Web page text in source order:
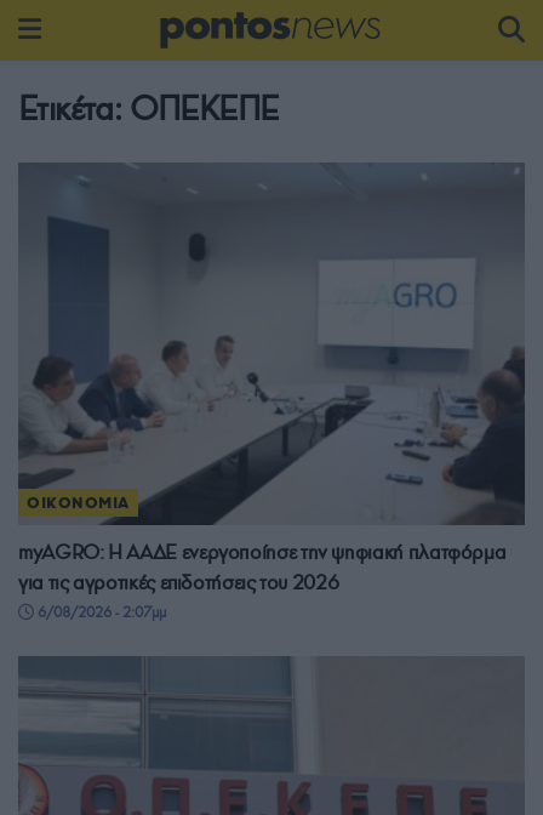
Ετικέτα: ΟΠΕΚΕΠΕ
ΟΙΚΟΝΟΜΙΑ
myAGRO: Η ΑΑΔΕ ενεργοποίησε την ψηφιακή πλατφόρμα
για τις αγροτικές επιδοτήσεις του 2026
6/08/2026 - 2:07μμ